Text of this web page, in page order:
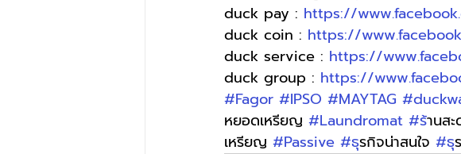
duck pay : https://
duck coin : https://
duck service : https://
duck group : https://
#Fagor #IPSO #MAYTAG
หยอดเหรียญ #Laundromat #รานส
เหรียญ #Passive #ธุรกิจน่าสนใจ #ธ